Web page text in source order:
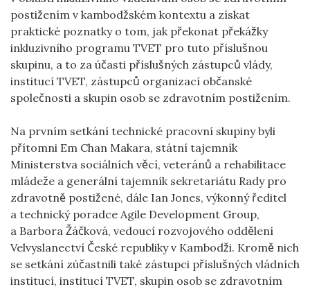
postižením v kambodžském kontextu a získat
praktické poznatky o tom, jak překonat překážky
inkluzivního programu TVET pro tuto příslušnou
skupinu, a to za účasti příslušných zástupců vlády,
institucí TVET, zástupců organizací občanské
společnosti a skupin osob se zdravotním postižením.
Na prvním setkání technické pracovní skupiny byli
přítomni Em Chan Makara, státní tajemník
Ministerstva sociálních věcí, veteránů a rehabilitace
mládeže a generální tajemník sekretariátu Rady pro
zdravotně postižené, dále Ian Jones, výkonný ředitel
a technický poradce Agile Development Group,
a Barbora Žáčková, vedoucí rozvojového oddělení
Velvyslanectví České republiky v Kambodži. Kromě nich
se setkání zúčastnili také zástupci příslušných vládních
institucí, institucí TVET, skupin osob se zdravotním